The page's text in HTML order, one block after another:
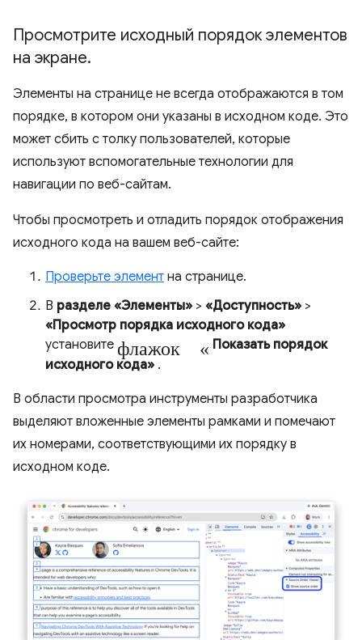
Просмотрите исходный порядок элементов
на экране.
Элементы на странице не всегда отображаются в том
порядке, в котором они указаны в исходном коде. Это
может сбить с толку пользователей, которые
используют вспомогательные технологии для
навигации по веб-сайтам.
Чтобы просмотреть и отладить порядок отображения
исходного кода на вашем веб-сайте:
Проверьте элемент на странице.
В разделе «Элементы» > «Доступность» >
«Просмотр порядка исходного кода»
установите флажок « Показать порядок
исходного кода» .
В области просмотра инструменты разработчика
выделяют вложенные элементы рамками и помечают
их номерами, соответствующими их порядку в
исходном коде.